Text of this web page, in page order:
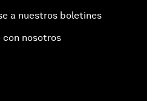
a nuestros boletines
nosotros